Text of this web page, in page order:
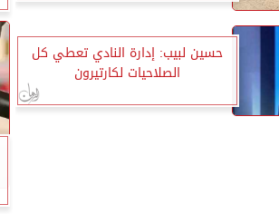
حسين لبيب: إدارة النادي تعطي كل
الصلاحيات لكارتيرون